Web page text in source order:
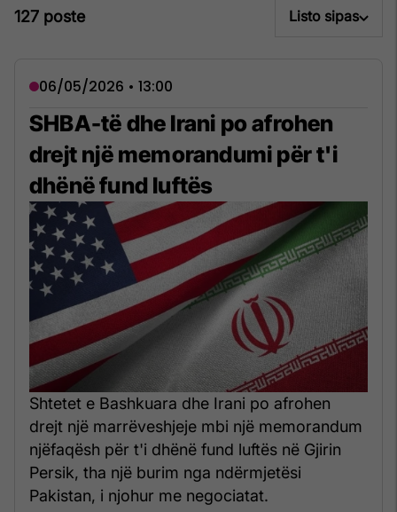
127 poste Listo sipas
06/05/2026 • 13:00
SHBA-të dhe Irani po afrohen
drejt një memorandumi për t'i
dhënë fund luftës
Shtetet e Bashkuara dhe Irani po afrohen
drejt një marrëveshjeje mbi një memorandum
njëfaqësh për t'i dhënë fund luftës në Gjirin
Persik, tha një burim nga ndërmjetësi
Pakistan, i njohur me negociatat.